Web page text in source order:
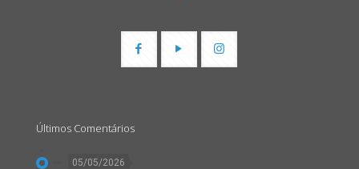
Últimos Comentários
05/05/2026